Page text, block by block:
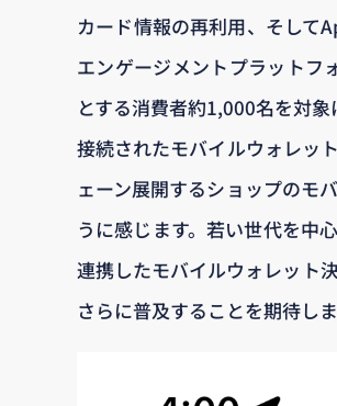
カード情報の再利用、そして
エンゲージメントプラット
とする消費者約1,000名を対
接続されたモバイルウォレッ
ェーン展開するショップのモ
うに感じます。若い世代を中
連携したモバイルウォレット
さらに普及することを期待しま